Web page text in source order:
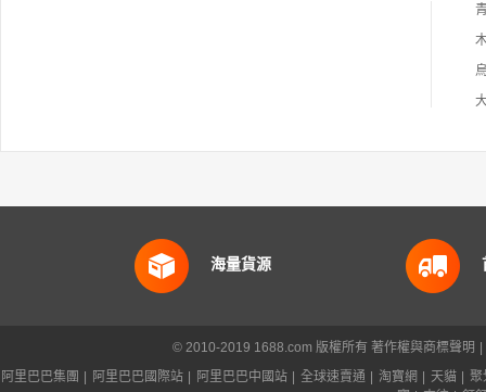
海量貨源
© 2010-2019 1688.com 版權所有 著作權與商標聲明
阿里巴巴集團
阿里巴巴國際站 阿里巴巴中國站 全球速賣通 淘寶網 天貓
聚